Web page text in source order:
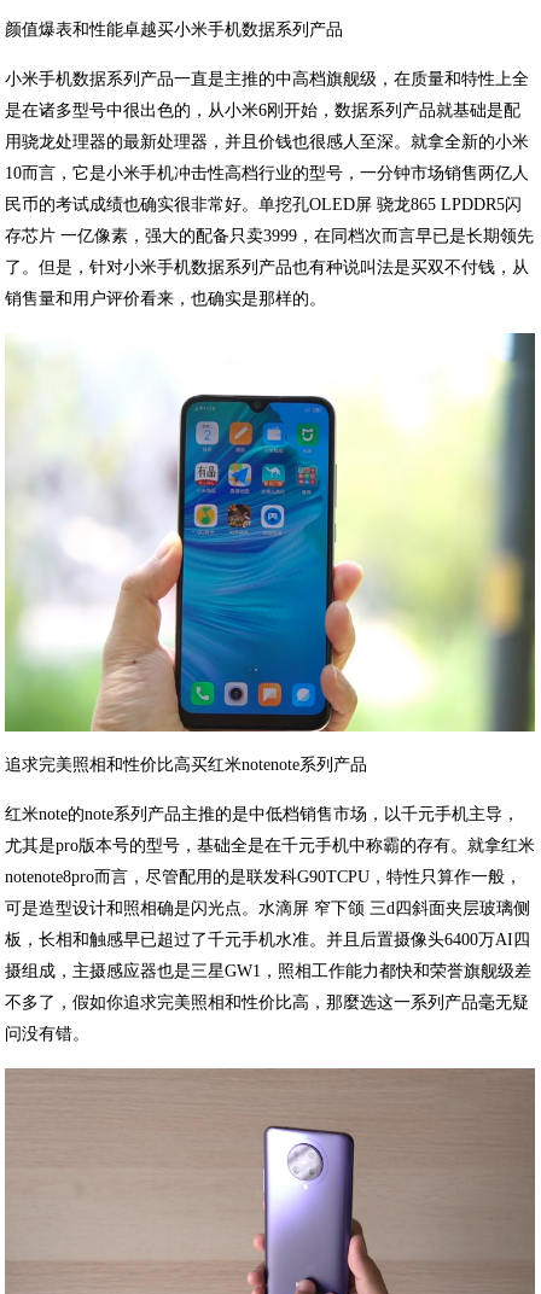
颜值爆表和性能卓越买小米手机数据系列产品
小米手机数据系列产品一直是主推的中高档旗舰级，在质量和特性上全
是在诸多型号中很出色的，从小米6刚开始，数据系列产品就基础是配
用骁龙处理器的最新处理器，并且价钱也很感人至深。就拿全新的小米
10而言，它是小米手机冲击性高档行业的型号，一分钟市场销售两亿人
民币的考试成绩也确实很非常好。单挖孔OLED屏 骁龙865 LPDDR5闪
存芯片 一亿像素，强大的配备只卖3999，在同档次而言早已是长期领先
了。但是，针对小米手机数据系列产品也有种说叫法是买双不付钱，从
销售量和用户评价看来，也确实是那样的。
追求完美照相和性价比高买红米notenote系列产品
红米note的note系列产品主推的是中低档销售市场，以千元手机主导，
尤其是pro版本号的型号，基础全是在千元手机中称霸的存有。就拿红米
notenote8pro而言，尽管配用的是联发科G90TCPU，特性只算作一般，
可是造型设计和照相确是闪光点。水滴屏 窄下颌 三d四斜面夹层玻璃侧
板，长相和触感早已超过了千元手机水准。并且后置摄像头6400万AI四
摄组成，主摄感应器也是三星GW1，照相工作能力都快和荣誉旗舰级差
不多了，假如你追求完美照相和性价比高，那麼选这一系列产品毫无疑
问没有错。